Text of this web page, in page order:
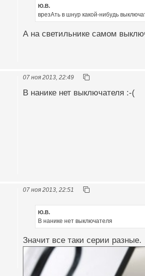
Ю.В.
врезАть в шнур какой-нибудь
А на светильнике самом
07 ноя 2013, 22:49
В нанике нет выключателя :-(
07 ноя 2013, 22:51
Ю.В.
В нанике нет выключателя
Значит все таки серии разные.